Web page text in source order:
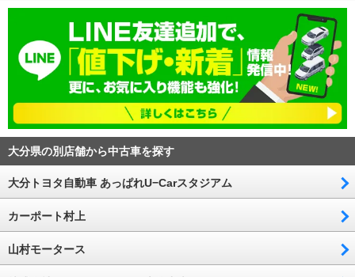
大分県の別店舗から中古車を探す
大分トヨタ自動車 あっぱれU−Carスタジアム
カーポート村上
山村モータース